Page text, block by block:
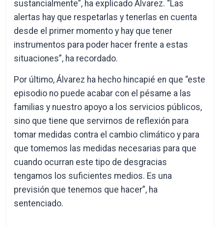
sustancialmente”, ha explicado Álvarez. “Las
alertas hay que respetarlas y tenerlas en cuenta
desde el primer momento y hay que tener
instrumentos para poder hacer frente a estas
situaciones”, ha recordado.
Por último, Álvarez ha hecho hincapié en que “este
episodio no puede acabar con el pésame a las
familias y nuestro apoyo a los servicios públicos,
sino que tiene que servirnos de reflexión para
tomar medidas contra el cambio climático y para
que tomemos las medidas necesarias para que
cuando ocurran este tipo de desgracias
tengamos los suficientes medios. Es una
previsión que tenemos que hacer”, ha
sentenciado.